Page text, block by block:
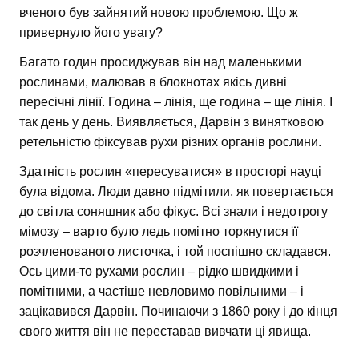
вченого був зайнятий новою проблемою. Що ж
привернуло його увагу?
Багато годин просиджував він над маленькими
рослинами, малював в блокнотах якісь дивні
пересічні лінії. Година – лінія, ще година – ще лінія. І
так день у день. Виявляється, Дарвін з винятковою
ретельністю фіксував рухи різних органів рослини.
Здатність рослин «пересуватися» в просторі науці
була відома. Люди давно підмітили, як повертається
до світла соняшник або фікус. Всі знали і недотрогу
мімозу – варто було ледь помітно торкнутися її
розчленованого листочка, і той поспішно складався.
Ось цими-то рухами рослин – рідко швидкими і
помітними, а частіше невловимо повільними – і
зацікавився Дарвін. Починаючи з 1860 року і до кінця
свого життя він не переставав вивчати ці явища.